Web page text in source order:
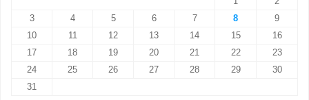
3
4 5 6 7 8
9
10
11 12 13 14 15
16
17
18 19 20 21 22
23
24
25 26 27 28 29
30
31